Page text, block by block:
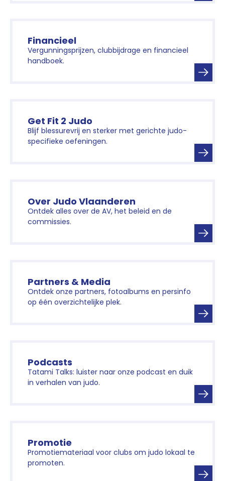
Financieel
Vergunningsprijzen, clubbijdrage en financieel
handboek.
Get Fit 2 Judo
Blijf blessurevrij en sterker met gerichte judo-
specifieke oefeningen.
Over Judo Vlaanderen
Ontdek alles over de AV, het beleid en de
commissies.
Partners & Media
Ontdek onze partners, fotoalbums en persinfo
op één overzichtelijke plek.
Podcasts
Tatami Talks: luister naar onze podcast en duik
in verhalen van judo.
Promotie
Promotiemateriaal voor clubs om judo lokaal te
promoten.